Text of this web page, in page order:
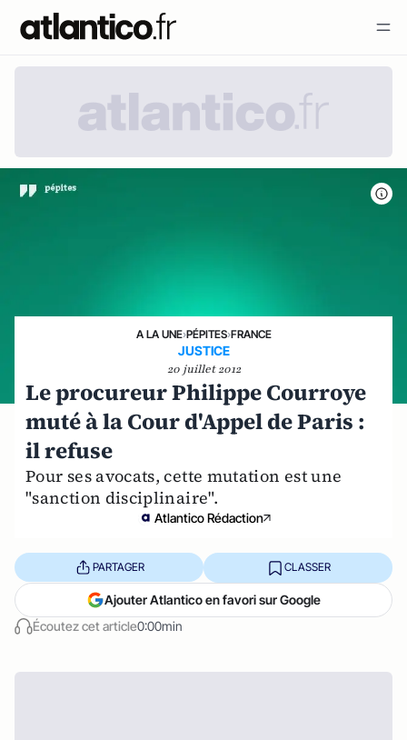
A LA UNE›PÉPITES›FRANCE
JUSTICE
20 juillet 2012
Le procureur Philippe Courroye
muté à la Cour d'Appel de Paris :
il refuse
Pour ses avocats, cette mutation est une
"sanction disciplinaire".
Atlantico Rédaction
Écoutez cet article0:00min
PARTAGER CLASSER
Ajouter Atlantico en favori sur Google